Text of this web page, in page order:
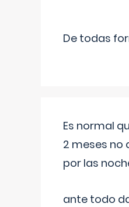
De todas
Es normal
2 meses no
por las
ante todo